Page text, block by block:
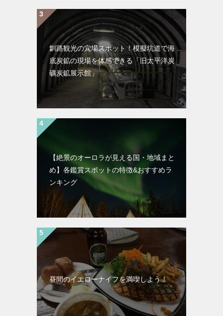
釧路観光の穴場スポット！模擬坑道で海
底炭鉱の現場を体感できる「旧太平洋炭
礦炭鉱展示館」
【絶景のオーロラが見える国・地域まと
め】各鑑賞スポットの特徴&おすすめラ
ンキング
昼間のイエローナイフを満喫しよう！